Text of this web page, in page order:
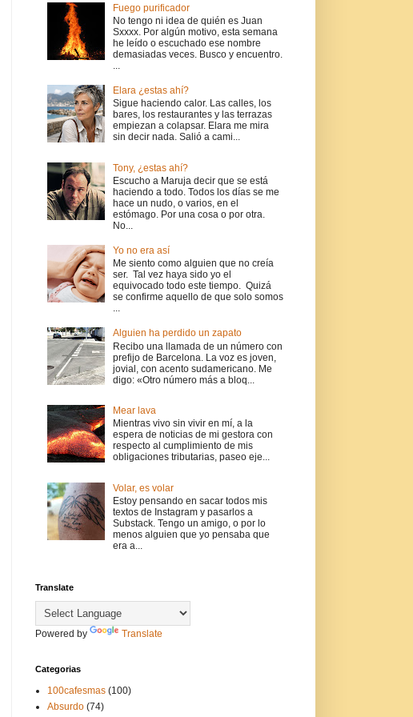
Fuego purificador
No tengo ni idea de quién es Juan
Sxxxx. Por algún motivo, esta semana
he leído o escuchado ese nombre
demasiadas veces. Busco y encuentro.
...
Elara ¿estas ahí?
Sigue haciendo calor. Las calles, los
bares, los restaurantes y las terrazas
empiezan a colapsar. Elara me mira
sin decir nada. Salió a cami...
Tony, ¿estas ahí?
Escucho a Maruja decir que se está
haciendo a todo. Todos los días se me
hace un nudo, o varios, en el
estómago. Por una cosa o por otra.
No...
Yo no era así
Me siento como alguien que no creía
ser. Tal vez haya sido yo el
equivocado todo este tiempo. Quizá
se confirme aquello de que solo somos
...
Alguien ha perdido un zapato
Recibo una llamada de un número con
prefijo de Barcelona. La voz es joven,
jovial, con acento sudamericano. Me
digo: «Otro número más a bloq...
Mear lava
Mientras vivo sin vivir en mí, a la
espera de noticias de mi gestora con
respecto al cumplimiento de mis
obligaciones tributarias, paseo eje...
Volar, es volar
Estoy pensando en sacar todos mis
textos de Instagram y pasarlos a
Substack. Tengo un amigo, o por lo
menos alguien que yo pensaba que
era a...
Translate
Powered by Translate
Categorias
100cafesmas (100)
Absurdo (74)